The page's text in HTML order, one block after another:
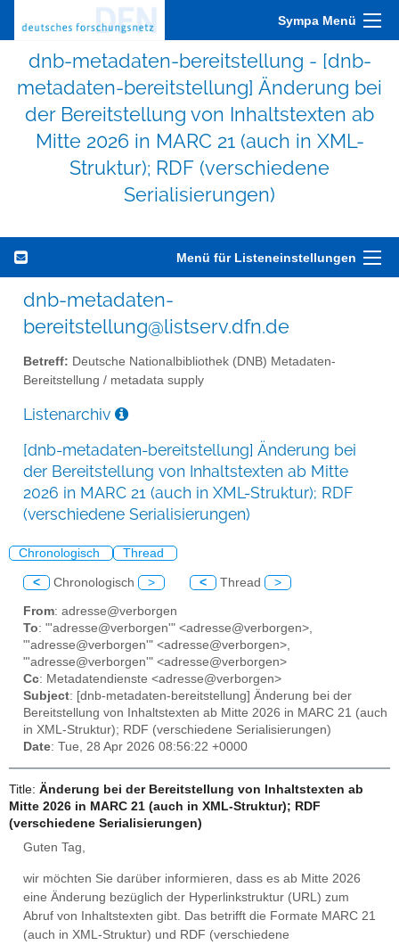
Sympa Menü
dnb-metadaten-bereitstellung - [dnb-
metadaten-bereitstellung] Änderung bei
der Bereitstellung von Inhaltstexten ab
Mitte 2026 in MARC 21 (auch in XML-
Struktur); RDF (verschiedene
Serialisierungen)
Menü für Listeneinstellungen
dnb-metadaten-
bereitstellung@listserv.dfn.de
Betreff: Deutsche Nationalbibliothek (DNB) Metadaten-
Bereitstellung / metadata supply
Listenarchiv
[dnb-metadaten-bereitstellung] Änderung bei
der Bereitstellung von Inhaltstexten ab Mitte
2026 in MARC 21 (auch in XML-Struktur); RDF
(verschiedene Serialisierungen)
Chronologisch Thread
< Chronologisch > < Thread >
From: adresse@verborgen
To: "'adresse@verborgen'" <adresse@verborgen>,
"'adresse@verborgen'" <adresse@verborgen>,
"'adresse@verborgen'" <adresse@verborgen>
Cc: Metadatendienste <adresse@verborgen>
Subject: [dnb-metadaten-bereitstellung] Änderung bei der
Bereitstellung von Inhaltstexten ab Mitte 2026 in MARC 21 (auch
in XML-Struktur); RDF (verschiedene Serialisierungen)
Date: Tue, 28 Apr 2026 08:56:22 +0000
Title: Änderung bei der Bereitstellung von Inhaltstexten ab
Mitte 2026 in MARC 21 (auch in XML-Struktur); RDF
(verschiedene Serialisierungen)
Guten Tag,
wir möchten Sie darüber informieren, dass es ab Mitte 2026
eine Änderung bezüglich der Hyperlinkstruktur (URL) zum
Abruf von Inhaltstexten gibt. Das betrifft die Formate MARC 21
(auch in XML-Struktur) und RDF (verschiedene